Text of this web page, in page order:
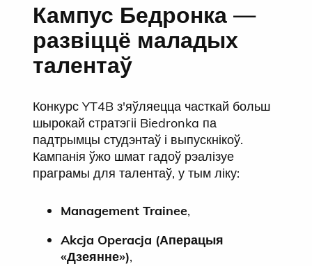
Кампус Бедронка —
развіццё маладых
талентаў
Конкурс YT4B з'яўляецца часткай больш
шырокай стратэгіі Biedronka па
падтрымцы студэнтаў і выпускнікоў.
Кампанія ўжо шмат гадоў рэалізуе
праграмы для талентаў, у тым ліку:
Management Trainee,
Akcja Operacja (Аперацыя
«Дзеянне»),